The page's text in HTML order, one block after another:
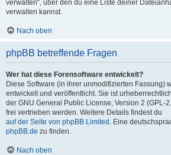
verwalten“, über den du eine Liste deiner
verwalten kannst.
Nach oben
phpBB betreffende Fragen
Wer hat diese Forensoftware entwickelt?
Diese Software (in ihrer unmodifizierten Fassung)
entwickelt und veröffentlicht. Sie ist
der GNU General Public License, Version 2 (GPL-
frei vertrieben werden. Weitere Details findest du
auf der Seite von phpBB Limited . Eine
phpBB.de zu finden.
Nach oben